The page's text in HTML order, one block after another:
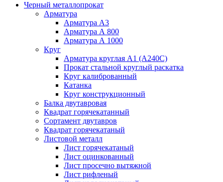
Черный металлопрокат
Арматура
Арматура А3
Арматура А 800
Арматура А 1000
Круг
Арматура круглая А1 (А240C)
Прокат стальной круглый раскатка
Круг калиброванный
Катанка
Круг конструкционный
Балка двутавровая
Квадрат горячекатанный
Сортамент двутавров
Квадрат горячекатаный
Листовой металл
Лист горячекатаный
Лист оцинкованный
Лист просечно вытяжной
Лист рифленый